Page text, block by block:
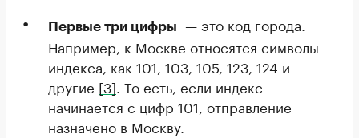
Первые три цифры
— это код города.
Например, к Москве относятся символы
индекса, как 101, 103, 105, 123, 124 и
другие [3]. То есть, если индекс
начинается с цифр 101, отправление
назначено в Москву.